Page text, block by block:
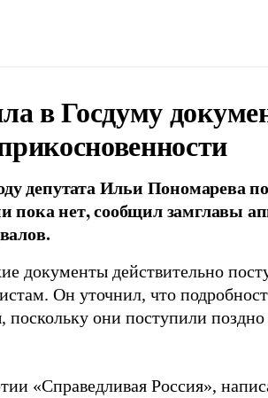
в Госдуму
депутата Ильи Пономарева
пока нет, сообщил замглавы
документы действительно
Он уточнил, что
они поступили поздно
«Справедливая Россия»,